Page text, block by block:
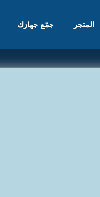
المتجر جمّع جهازك